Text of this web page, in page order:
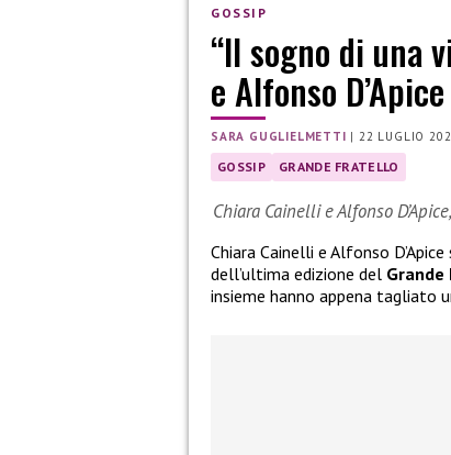
GOSSIP
“Il sogno di una
e Alfonso D’Apice
SARA GUGLIELMETTI |22 LUGLIO
GOSSIP GRANDE FRATELLO
Chiara Cainelli e Alfonso
Chiara Cainelli e Alfonso
dell’ultima edizione del
insieme hanno appena tagliato